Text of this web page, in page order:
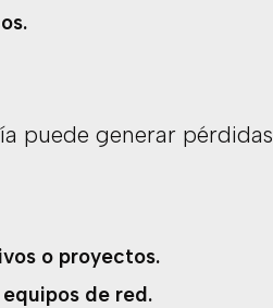
puede generar pérdidas
o proyectos.
de red.